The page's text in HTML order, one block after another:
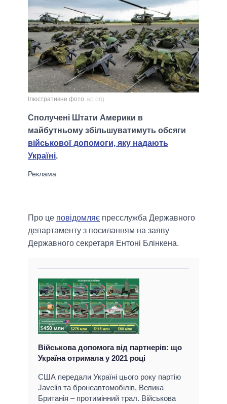
Ілюстративне фото ap.org
Сполучені Штати Америки в
майбутньому збільшуватимуть обсяги
військової допомоги, яку надають
Україні.
Про це повідомляє пресслужба Державного
департаменту з посиланням на заяву
Державного секретаря Ентоні Блінкена.
Військова допомога від партнерів: що
Україна отримала у 2021 році
США передали Україні цього року партію
Javelin та бронеавтомобілів, Велика
Британія – протимінний трал. Військова